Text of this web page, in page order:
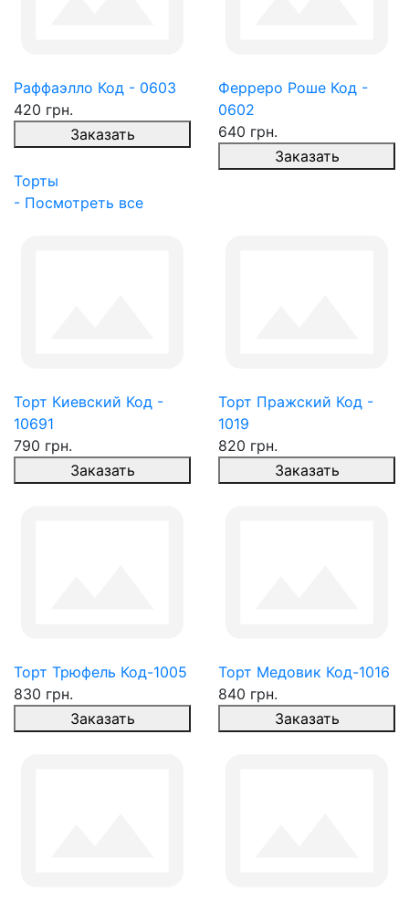
Раффаэлло Код - 0603
420 грн.
Заказать
Ферреро Роше Код -
0602
640 грн.
Заказать
Торты
- Посмотреть все
Торт Киевский Код -
10691
790 грн.
Заказать
Торт Пражский Код -
1019
820 грн.
Заказать
Торт Трюфель Код-1005
830 грн.
Заказать
Торт Медовик Код-1016
840 грн.
Заказать